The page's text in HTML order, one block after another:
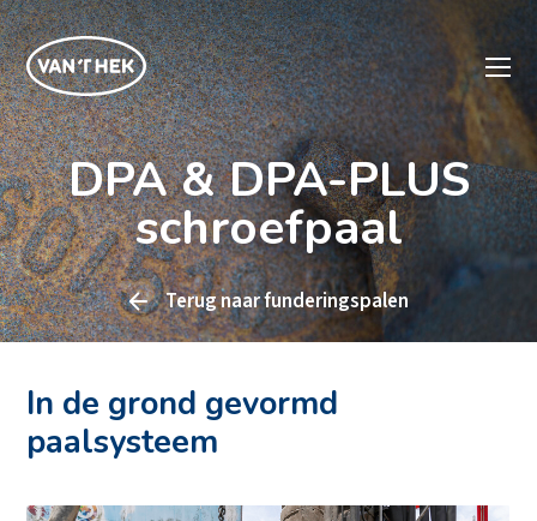
DPA & DPA-PLUS
schroefpaal
Terug naarfunderingspalen
In de grond gevormd
paalsysteem